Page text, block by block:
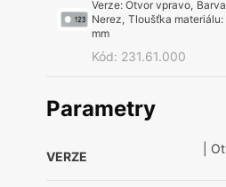
Verze:Otvor vpravo,
Nerez, Tloušťka materiálu:
mm
Kód: 231.61.000
Parametry
VERZE
|